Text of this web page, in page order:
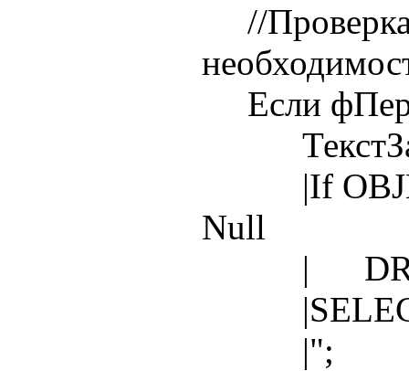
//Проверка
Если
|If
Null
| DROP
|";